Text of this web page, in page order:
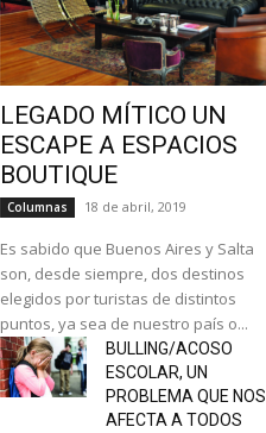
LEGADO MÍTICO UN
ESCAPE A ESPACIOS
BOUTIQUE
Columnas 18 de abril, 2019
Es sabido que Buenos Aires y Salta
son, desde siempre, dos destinos
elegidos por turistas de distintos
puntos, ya sea de nuestro país o...
BULLING/ACOSO
ESCOLAR, UN
PROBLEMA QUE NOS
AFECTA A TODOS